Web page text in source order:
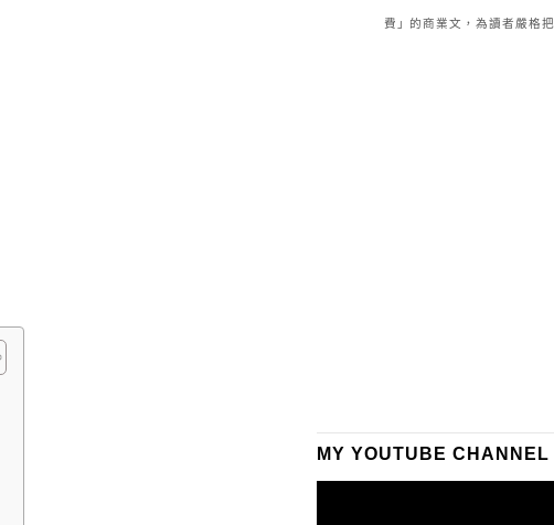
費」的商業文，為讀者嚴格把
MY YOUTUBE CHANNEL